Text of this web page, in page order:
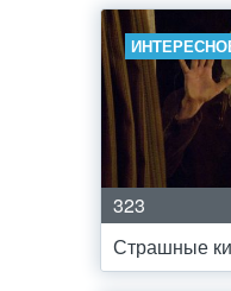
323
Страшные